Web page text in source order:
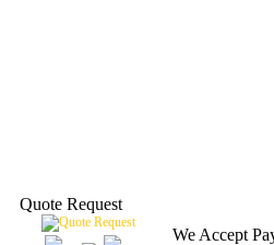
Quote Request
We Accept